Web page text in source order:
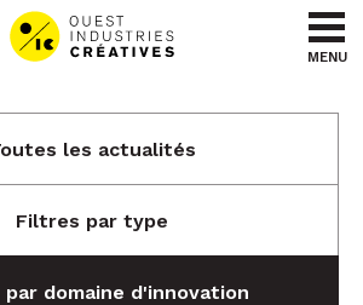
Aller au menu
Aller au contenu
MENU
les actualités
Filtres par type
domaine d'innovation